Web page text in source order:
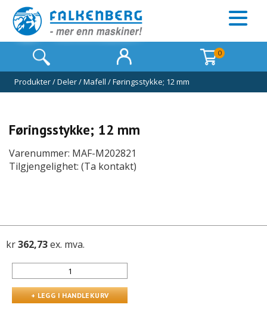
0
Produkter/Deler/Mafell /Føringsstykke; 12 mm
Føringsstykke; 12 mm
Varenummer: MAF-M202821
Tilgjengelighet: (Ta kontakt)
kr362,73ex. mva.